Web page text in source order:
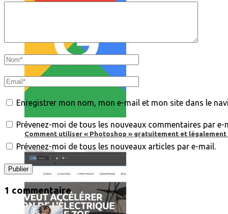
Comment utiliser « Photoshop » gratuitement et légalement
Enregistrer mon nom, mon e-mail et mon site dans le
Prévenez-moi de tous les nouveaux commentaires par e-
Prévenez-moi de tous les nouveaux articles par e-mail.
1 commentaire